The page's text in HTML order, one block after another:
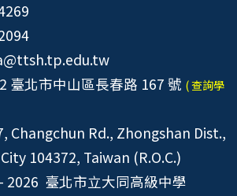
臺北市中山區長春路 167 號 ( 查詢學
Changchun Rd., Zhongshan Dist.,
104372, Taiwan (R.O.C.)
2026 臺北市立大同高級中學